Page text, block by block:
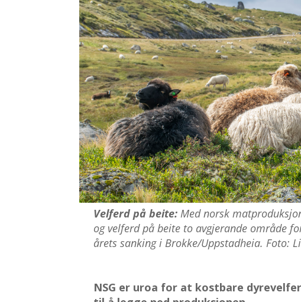
Velferd på beite: Med norsk
og velferd på beite to avgjerande område
årets sanking i Brokke/Uppstadheia. Foto:
NSG er uroa for at kostbare